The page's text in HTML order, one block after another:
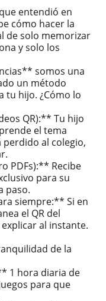
entendió en
cómo hacer la
de solo memorizar
y solo los
somos una
un método
tu hijo. ¿Cómo lo
QR):** Tu hijo
el tema
perdido al colegio,
PDFs):** Recibe
para su
paso.
siempre:** Si en
el QR del
al instante.
de la
1 hora diaria de
para que